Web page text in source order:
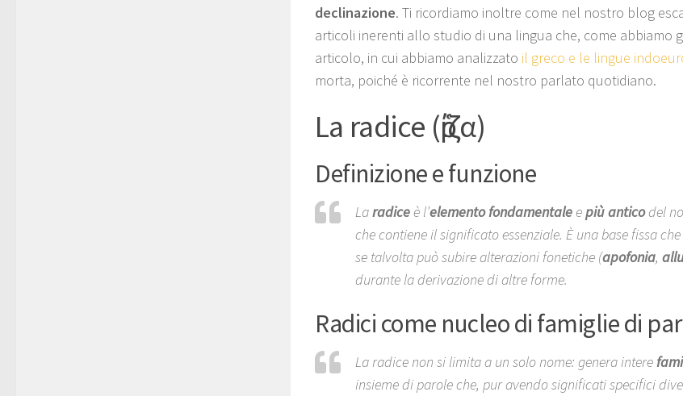
declinazione. Ti ricordiamo inoltre come nel nostro blog
articoli inerenti allo studio di una lingua che, come abbiamo
articolo, in cui abbiamo analizzato il greco e le lingue
morta, poiché è ricorrente nel nostro parlato quotidiano.
La radice (ῥίζα)
Definizione e funzione
Laradiceè l’elemento fondamentaleepiù anticodel
che contiene il significato essenziale. È una base fissa
se talvolta può subire alterazioni fonetiche (apofonia,
durante la derivazione di altre forme.
Radici come nucleo di famiglie di
La radice non si limita a un solo nome: genera intere
insieme di parole che, pur avendo significati specifici